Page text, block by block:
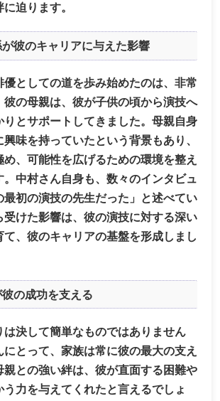
迫ります。
彼のキャリアに与えた影響
優としての道を歩み始めたのは、非常
彼の母親は、彼が子供の頃から演技へ
りとサポートしてきました。母親自身
味を持っていたという背景もあり、
、可能性を広げるための環境を整え
。中村さん自身も、数々のインタビュ
最初の演技の先生だった」と述べてい
受けた影響は、彼の演技に対する深い
て、彼のキャリアの基盤を形成しまし
の成功を支える
は決して簡単なものではありません
とって、家族は常に彼の最大の支え
親との強い絆は、彼が直面する困難や
力を与えてくれたと言えるでしょ